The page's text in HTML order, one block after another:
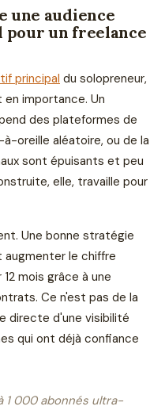
une audience
pour un freelance
principal du solopreneur,
importance. Un
des plateformes de
oreille aléatoire, ou de la
sont épuisants et peu
elle, travaille pour
Une bonne stratégie
augmenter le chiffre
mois grâce à une
Ce n'est pas de la
directe d'une visibilité
qui ont déjà confiance
1 000 abonnés ultra-